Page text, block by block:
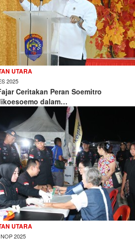
UTARA
2025
Ceritakan Peran Soemitro
dalam…
UTARA
2025